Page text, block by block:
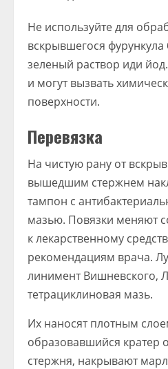
Не используйте для
вскрывшегося
зеленый раствор иди
и могут вызвать
поверхности.
Перевязка
На чистую рану от
вышедшим стержнем
тампон с
мазью. Повязки меняют
к лекарственному
рекомендациям врача.
линимент Вишневского,
тетрациклиновая мазь.
Их наносят плотным
образовавшийся кратер
стержня, накрывают